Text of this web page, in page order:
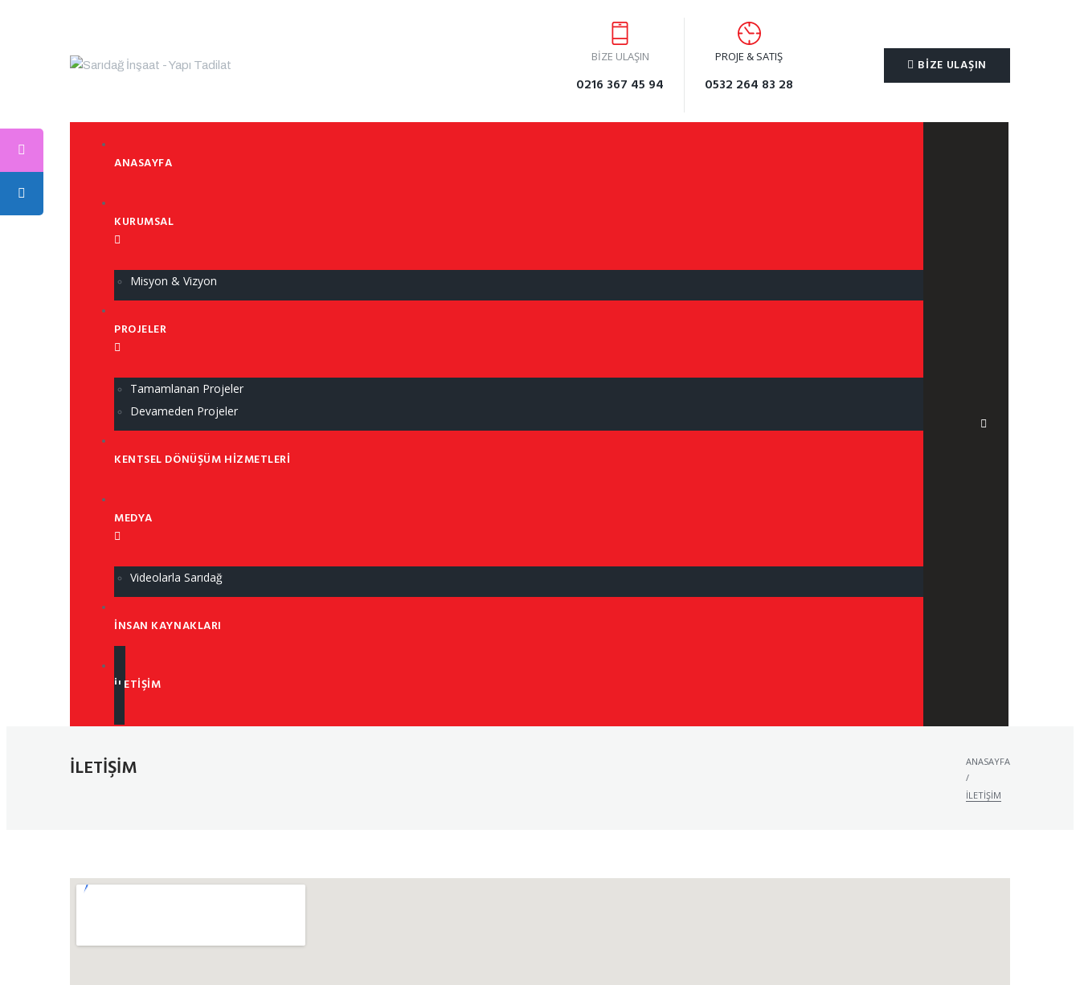
BİZE ULAŞIN
0216 367 45 94
PROJE & SATIŞ
0532 264 83 28
BIZE ULAŞIN
ANASAYFA
KURUMSAL
Misyon & Vizyon
PROJELER
Tamamlanan Projeler
Devameden Projeler
KENTSEL DÖNÜŞÜM HIZMETLERI
MEDYA
Videolarla Sarıdağ
İNSAN KAYNAKLARI
İLETIŞIM
İLETIŞIM
ANASAYFA
/
İLETIŞIM